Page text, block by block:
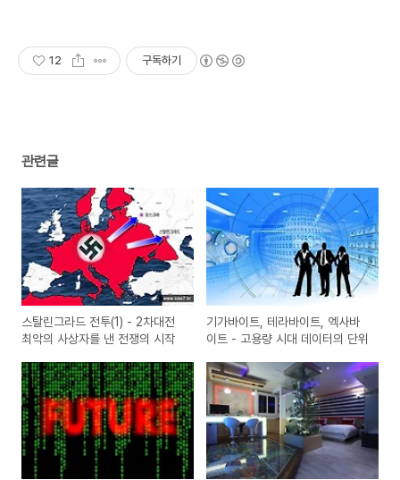
12 구독하기
관련글
스탈린그라드 전투(1) - 2차대전
최악의 사상자를 낸 전쟁의 시작
기가바이트, 테라바이트, 엑사바
이트 - 고용량 시대 데이터의 단위